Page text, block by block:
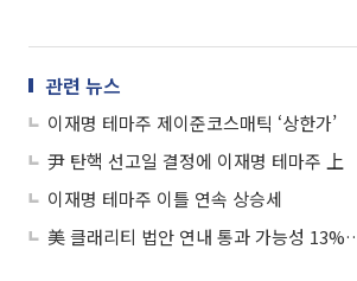
관련 뉴스
이재명 테마주 제이준코스매틱 ‘상한가’
尹 탄핵 선고일 결정에 이재명 테마주 上
이재명 테마주 이틀 연속 상승세